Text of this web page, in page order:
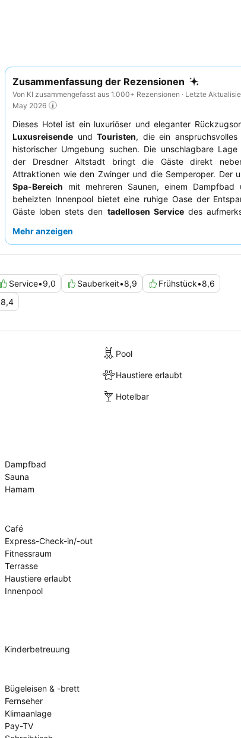
Zusammenfassung der Rezensionen
Von KI zusammengefasst aus 1.000+ Rezensionen · Letzte
May 2026
Dieses Hotel ist ein luxuriöser und eleganter
Luxusreisende undTouristen, die ein anspruchsvolles
historischer Umgebung suchen. Die unschlagbare
der Dresdner Altstadt bringt die Gäste direkt
Attraktionen wie den Zwinger und die Semperoper. Der
Spa-Bereich mit mehreren Saunen, einem Dampfbad
beheizten Innenpool bietet eine ruhige Oase der
Gäste loben stets den tadellosen Servicedes
die ein reichhaltiges Frühstücksbuffet und
auf die Stadt zu genießen.
Mehr anzeigen
Service•9,0 Sauberkeit•8,9 Frühstück•8,6
8,4
Pool
Haustiere erlaubt
Hotelbar
Dampfbad
Sauna
Hamam
Café
Express-Check-in/-out
Fitnessraum
Terrasse
Haustiere erlaubt
Innenpool
Kinderbetreuung
Bügeleisen & -brett
Fernseher
Klimaanlage
Pay-TV